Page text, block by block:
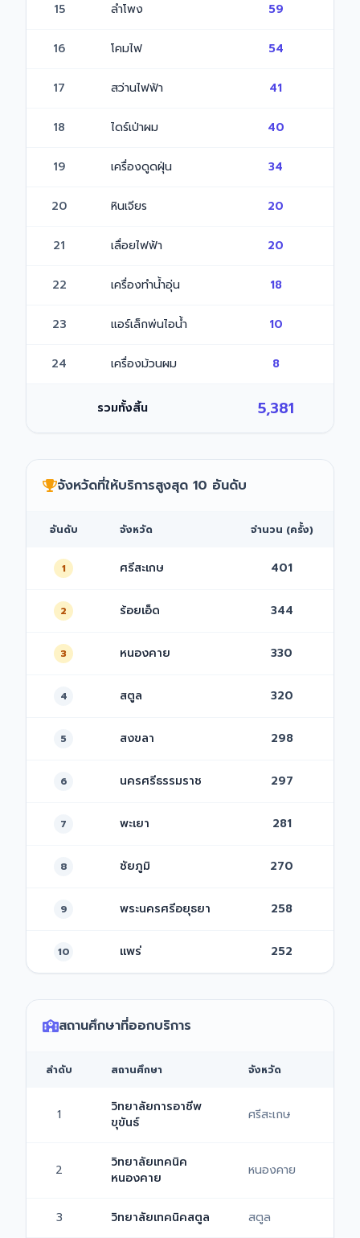
15 ลำโพง 59
16 โคมไฟ 54
17 สว่านไฟฟ้า 41
18 ไดร์เป่าผม 40
19 เครื่องดูดฝุ่น 34
20 หินเจียร 20
21 เลื่อยไฟฟ้า 20
22 เครื่องทำน้ำอุ่น 18
23 แอร์เล็กพ่นไอน้ำ 10
24 เครื่องม้วนผม 8
รวมทั้งสิ้น 5,381
จังหวัดที่ให้บริการสูงสุด 10 อันดับ
อันดับ จังหวัด จำนวน (ครั้ง)
1 ศรีสะเกษ 401
2 ร้อยเอ็ด 344
3 หนองคาย 330
4 สตูล 320
5 สงขลา 298
6 นครศรีธรรมราช 297
7 พะเยา 281
8 ชัยภูมิ 270
9 พระนครศรีอยุธยา 258
10 แพร่ 252
สถานศึกษาที่ออกบริการ
ลำดับ สถานศึกษา จังหวัด
1
วิทยาลัยการอาชีพ
ขุขันธ์
ศรีสะเกษ
2
วิทยาลัยเทคนิค
หนองคาย
หนองคาย
3 วิทยาลัยเทคนิคสตูล สตูล